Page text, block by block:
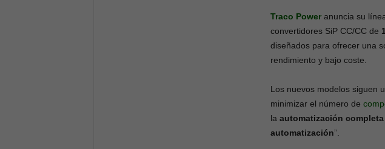
Traco Power anuncia su
convertidores SiP CC/CC de
diseñados para ofrecer una
rendimiento y bajo coste.
Los nuevos modelos siguen
minimizar el número de
la automatización
automatización”.